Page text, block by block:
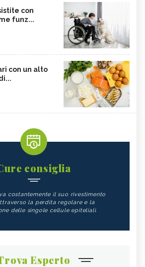
con
funz...
con un alto
consiglia
costantemente il suo rivestimento
la perdita regolare e la
delle singole cellule epiteliali.
Esperto